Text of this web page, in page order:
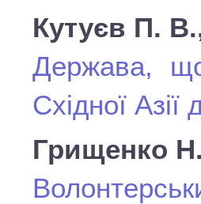
Кутуєв П.
Держава,
Східної
Грищенко Н.